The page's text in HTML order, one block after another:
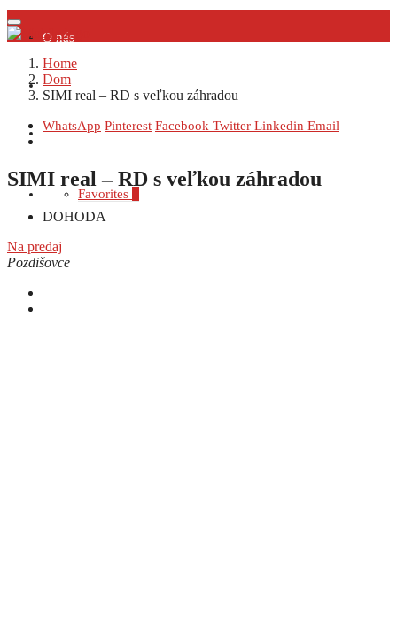
O nás
Financovanie
Kontakt
Favorites
Home
Dom
SIMI real – RD s veľkou záhradou
WhatsApp Pinterest Facebook Twitter Linkedin Email
SIMI real – RD s veľkou záhradou
DOHODA
Na predaj
Pozdišovce